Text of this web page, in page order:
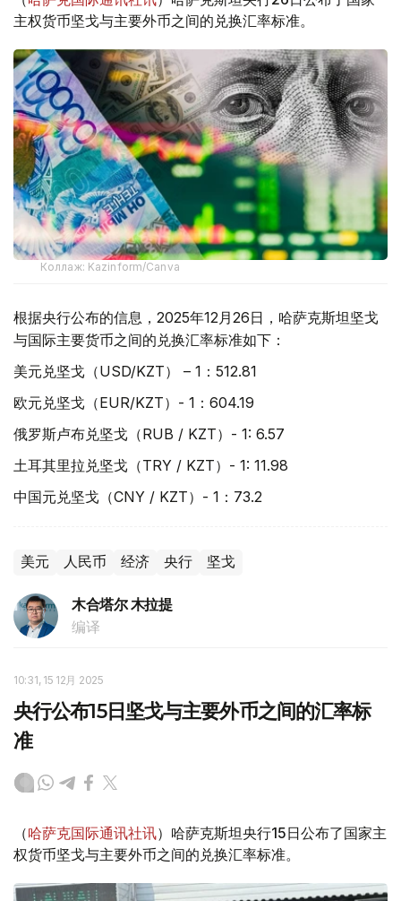
主权货币坚戈与主要外币之间的兑换汇率标准。
Коллаж: Kazinform/Canva
根据央行公布的信息，2025年12月26日，哈萨克斯坦坚戈
与国际主要货币之间的兑换汇率标准如下：
美元兑坚戈（USD/KZT） – 1：512.81
欧元兑坚戈（EUR/KZT）- 1：604.19
俄罗斯卢布兑坚戈（RUB / KZT）- 1: 6.57
土耳其里拉兑坚戈（TRY / KZT）- 1: 11.98
中国元兑坚戈（CNY / KZT）- 1：73.2
美元 人民币 经济 央行 坚戈
木合塔尔 木拉提
编译
10:31, 15 12月 2025
央行公布15日坚戈与主要外币之间的汇率标
准
（哈萨克国际通讯社讯）哈萨克斯坦央行15日公布了国家主
权货币坚戈与主要外币之间的兑换汇率标准。